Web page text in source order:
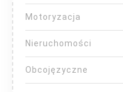
Motoryzacja
Nieruchomości
Obcojęzyczne